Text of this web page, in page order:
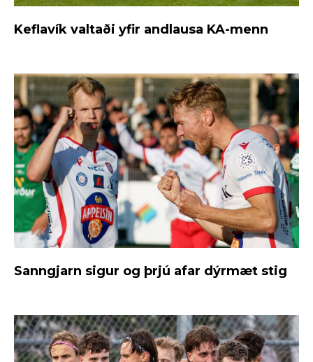
Keflavík valtaði yfir andlausa KA-menn
Sanngjarn sigur og þrjú afar dýrmæt stig